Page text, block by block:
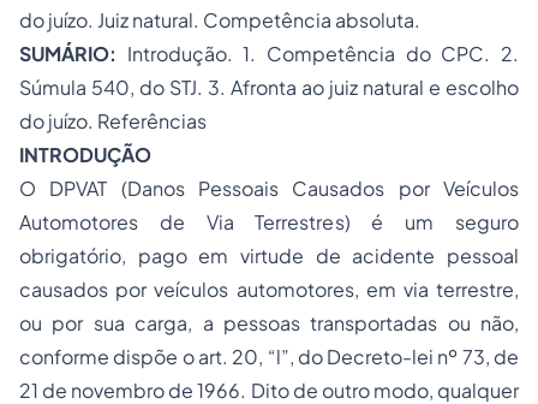
do juízo. Juiz natural. Competência absoluta.
SUMÁRIO: Introdução. 1. Competência do CPC. 2.
Súmula 540, do STJ. 3. Afronta ao juiz natural e escolho
do juízo. Referências
INTRODUÇÃO
O DPVAT (Danos Pessoais Causados por Veículos
Automotores de Via Terrestres) é um seguro
obrigatório, pago em virtude de acidente pessoal
causados por veículos automotores, em via terrestre,
ou por sua carga, a pessoas transportadas ou não,
conforme dispõe o art. 20, “l”, do Decreto-lei nº 73, de
21 de novembro de 1966. Dito de outro modo, qualquer